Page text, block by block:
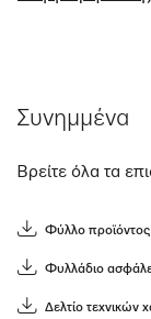
Συνημμένα
Βρείτε όλα τα
Φύλλο προϊόντος
Φυλλάδιο
Δελτίο τεχνικών